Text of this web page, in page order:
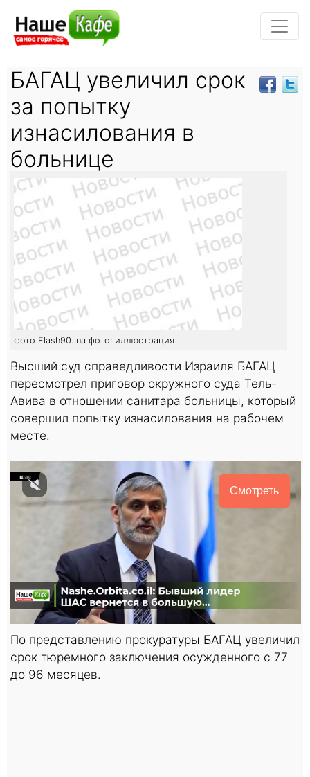
БАГАЦ увеличил срок
за попытку
изнасилования в
больнице
фото Flash90. на фото: иллюстрация
Высший суд справедливости Израиля БАГАЦ
пересмотрел приговор окружного суда Тель-
Авива в отношении санитара больницы, который
совершил попытку изнасилования на рабочем
месте.
Смотреть
По представлению прокуратуры БАГАЦ увеличил
срок тюремного заключения осужденного с 77
до 96 месяцев.